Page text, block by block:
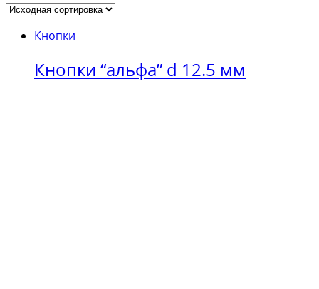
Кнопки
Кнопки “альфа” d 12.5 мм